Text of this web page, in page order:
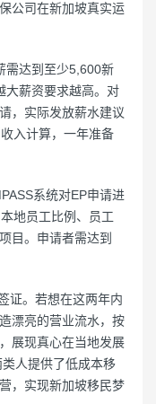
公司在新加坡真实运
需达到至少5,600新
大薪资要求越高。对
，实际发放薪水建议
入计算，一年准备
系统对EP申请进
地员工比例、员工
目。申请者需达到
证。若想在这两年内
漂亮的营业流水，按
展现真心在当地发展
人提供了低成本移
，实现新加坡移民梦